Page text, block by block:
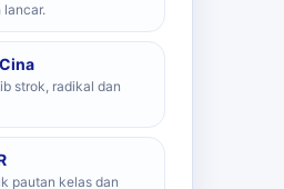
lancar.
strok, radikal dan
pautan kelas dan